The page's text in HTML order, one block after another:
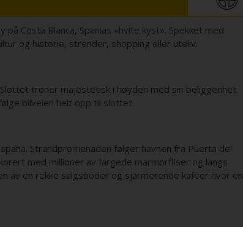
Costa Blanca, Spanias «hvite kyst». Spekket med
og historie, strender, shopping eller uteliv.
troner majestetisk i høyden med sin beliggenhet
bilveien helt opp til slottet.
Strandpromenaden følger havnen fra Puerta del
med millioner av fargede marmorfliser og langs
av en rekke salgsboder og sjarmerende kafeer hvor en